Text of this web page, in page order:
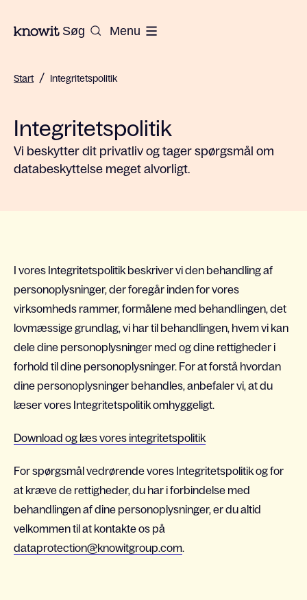
Til Knowits hjemmeside
Søg Menu
Start / Integritetspolitik
Integritetspolitik
Vi beskytter dit privatliv og tager spørgsmål om
databeskyttelse meget alvorligt.
I vores Integritetspolitik beskriver vi den behandling af
personoplysninger, der foregår inden for vores
virksomheds rammer, formålene med behandlingen, det
lovmæssige grundlag, vi har til behandlingen, hvem vi kan
dele dine personoplysninger med og dine rettigheder i
forhold til dine personoplysninger. For at forstå hvordan
dine personoplysninger behandles, anbefaler vi, at du
læser vores Integritetspolitik omhyggeligt.
Download og læs vores integritetspolitik
For spørgsmål vedrørende vores Integritetspolitik og for
at kræve de rettigheder, du har i forbindelse med
behandlingen af dine personoplysninger, er du altid
velkommen til at kontakte os på
dataprotection@knowitgroup.com.